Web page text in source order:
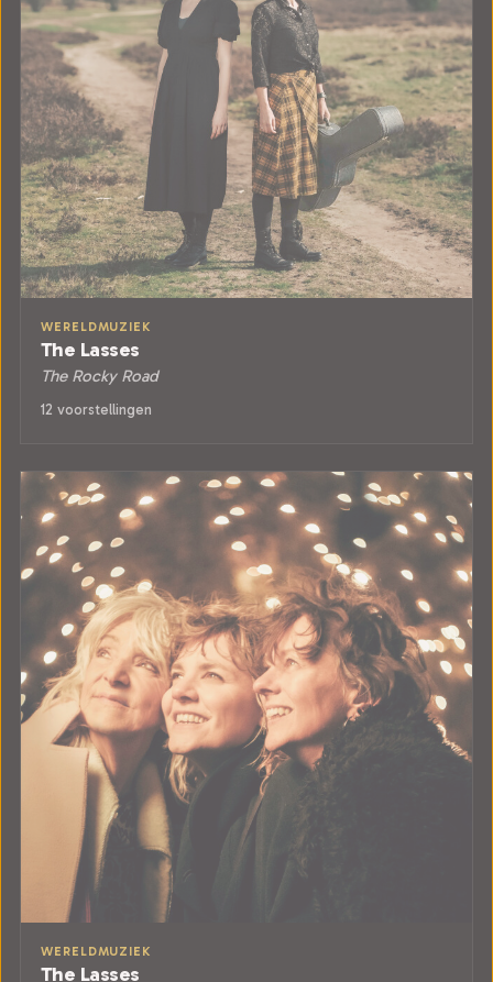
WERELDMUZIEK
The Lasses
The Rocky Road
12 voorstellingen
WERELDMUZIEK
The Lasses